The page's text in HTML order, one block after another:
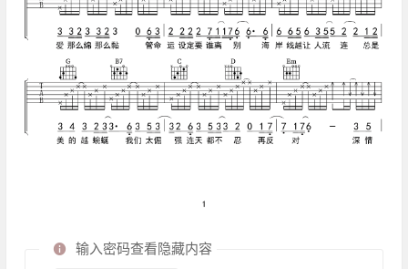
输入密码查看隐藏内容